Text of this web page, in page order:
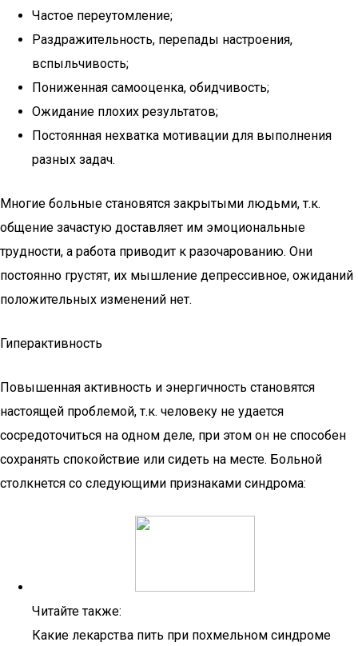
Частое переутомление;
Раздражительность, перепады настроения,
вспыльчивость;
Пониженная самооценка, обидчивость;
Ожидание плохих результатов;
Постоянная нехватка мотивации для выполнения
разных задач.
Многие больные становятся закрытыми людьми, т.к.
общение зачастую доставляет им эмоциональные
трудности, а работа приводит к разочарованию. Они
постоянно грустят, их мышление депрессивное, ожиданий
положительных изменений нет.
Гиперактивность
Повышенная активность и энергичность становятся
настоящей проблемой, т.к. человеку не удается
сосредоточиться на одном деле, при этом он не способен
сохранять спокойствие или сидеть на месте. Больной
столкнется со следующими признаками синдрома:
Читайте также:
Какие лекарства пить при похмельном синдроме